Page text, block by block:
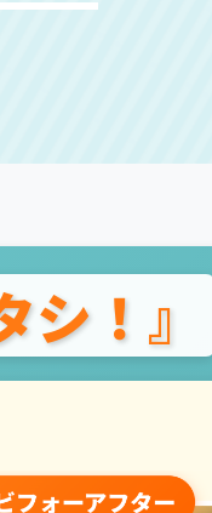
シ！』